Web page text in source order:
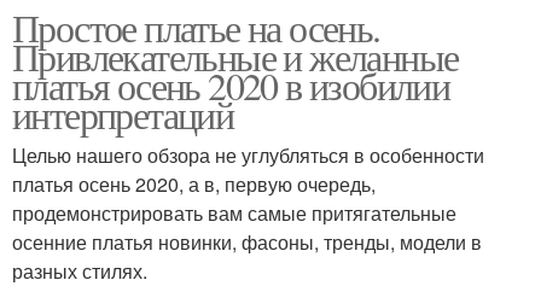
Фигура без выкройки
Простое платье на осень.
Привлекательные и желанные
платья осень 2020 в изобилии
интерпретаций
Целью нашего обзора не углубляться в особенности
платья осень 2020, а в, первую очередь,
продемонстрировать вам самые притягательные
осенние платья новинки, фасоны, тренды, модели в
разных стилях.